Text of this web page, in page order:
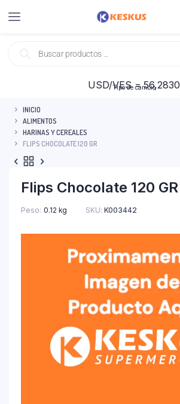
Tipo de cambio
USD/VES = 56,2830
INICIO
ALIMENTOS
HARINAS Y CEREALES
FLIPS CHOCOLATE 120 GR
Flips Chocolate 120 GR
Peso 0.12 kg SKU: K003442